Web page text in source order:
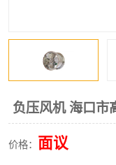
负压风机 海口市
价格： 面议
不锈钢烟罩
排烟风机
油烟净化器